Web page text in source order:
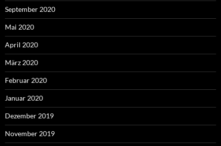
September 2020
Mai 2020
April 2020
März 2020
Februar 2020
Januar 2020
Dezember 2019
November 2019